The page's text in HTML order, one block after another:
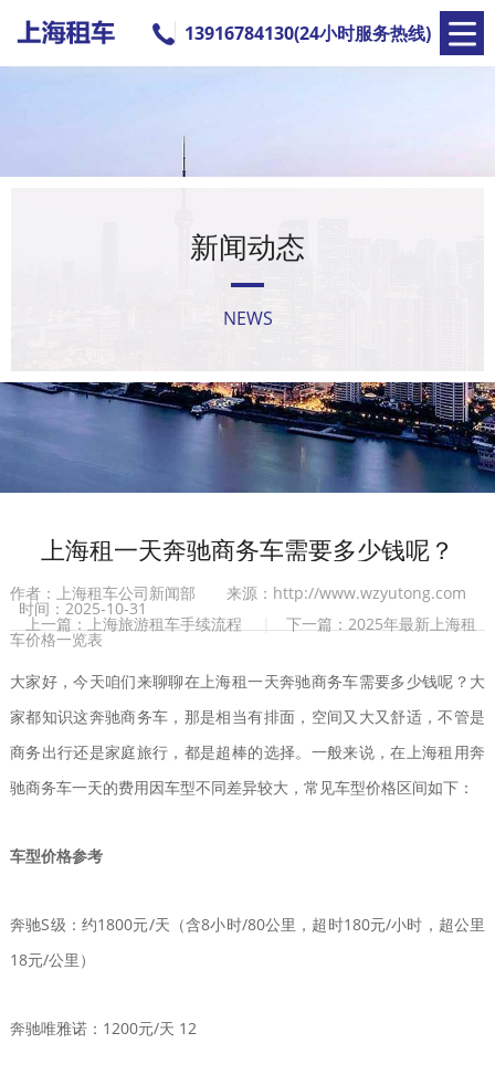
13916784130(24小时服务热线)
新闻动态
NEWS
上海租一天奔驰商务车需要多少钱呢？
作者：上海租车公司新闻部 来源：http://www.wzyutong.com
时间：2025-10-31
上一篇：上海旅游租车手续流程 下一篇：2025年最新上海租
车价格一览表
大家好，今天咱们来聊聊在上海租一天奔驰商务车需要多少钱呢？大
家都知识这奔驰商务车，那是相当有排面，空间又大又舒适，不管是
商务出行还是家庭旅行，都是超棒的选择。一般来说，在上海租用奔
驰商务车一天的费用因车型不同差异较大，常见车型价格区间如下：
车型价格参考
‌奔驰S级‌：约1800元/天（含8小时/80公里，超时180元/小时，超公里
18元/公里） ‌
‌奔驰唯雅诺‌：1200元/天 ‌12